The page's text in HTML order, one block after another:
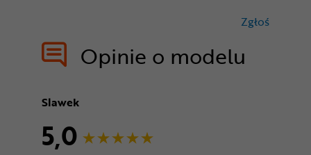
Opinie o modelu
Zgłoś
Slawek
5,0